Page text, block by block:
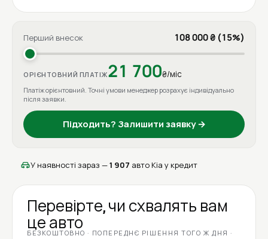
Перший внесок 108 000 ₴ (15%)
ОРІЄНТОВНИЙ ПЛАТІЖ21 700₴/міс
Платіж орієнтовний. Точні умови менеджер розрахує індивідуально
після заявки.
Підходить? Залишити заявку →
У наявності зараз —1 907 авто Kia у кредит
Перевірте, чи схвалять вам
це авто
БЕЗКОШТОВНО · ПОПЕРЕДНЄ РІШЕННЯ ТОГО Ж ДНЯ ·